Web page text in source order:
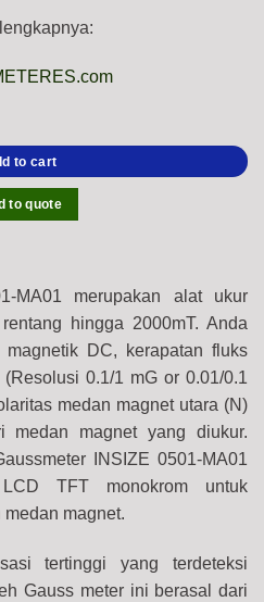
(Resolution; 0.01 mT/0.01 mG) USB Mini-
to cart
to quote
MA01 merupakan alat ukur
hingga 2000mT. Anda
DC, kerapatan fluks
0.1/1 mG or 0.01/0.1
medan magnet utara (N)
medan magnet yang diukur.
INSIZE 0501-MA01
TFT monokrom untuk
magnet.
tertinggi yang terdeteksi
Gauss meter ini berasal dari